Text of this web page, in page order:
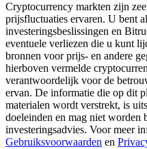
Gids
Futures-startgids
Cryptocurrency markten zijn
prijsfluctuaties ervaren. U bent
investeringsbeslissingen en
eventuele verliezen die u kunt
bronnen voor prijs- en andere
hierboven vermelde
verantwoordelijk voor de
ervan. De informatie die op dit
materialen wordt verstrekt, is
doeleinden en mag niet worden
investeringsadvies. Voor meer
Gebruiksvoorwaarden en